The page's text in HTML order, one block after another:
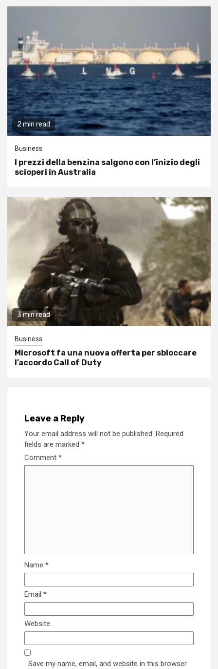
2 min read
Business
I prezzi della benzina salgono con l’inizio degli
scioperi in Australia
3 min read
Business
Microsoft fa una nuova offerta per sbloccare
l’accordo Call of Duty
Leave a Reply
Your email address will not be published. Required
fields are marked *
Comment *
Name *
Email *
Website
Save my name, email, and website in this browser